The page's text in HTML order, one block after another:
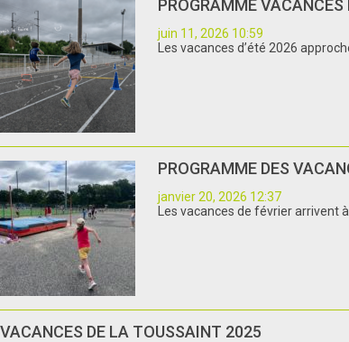
PROGRAMME VACANCES
juin 11, 2026 10:59
Les vacances d’été 2026
PROGRAMME DES
janvier 20, 2026 12:37
Les vacances de février arrivent
VACANCES DE LA TOUSSAINT 2025